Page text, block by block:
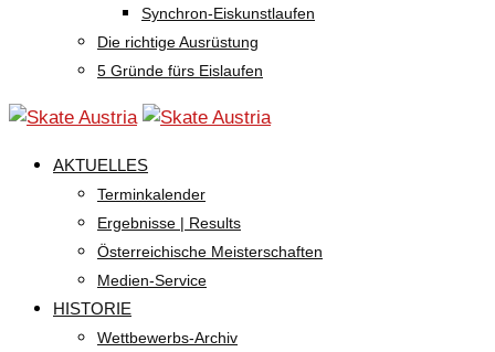
Synchron-Eiskunstlaufen
Die richtige Ausrüstung
5 Gründe fürs Eislaufen
AKTUELLES
Terminkalender
Ergebnisse | Results
Österreichische Meisterschaften
Medien-Service
HISTORIE
Wettbewerbs-Archiv